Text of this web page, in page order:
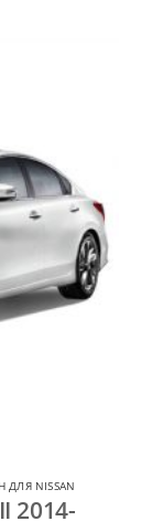
NISSAN
2014-